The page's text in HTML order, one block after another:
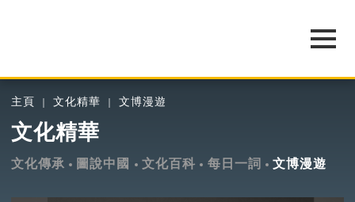
主頁 文化精華 文博漫遊
文化精華
文化傳承 圖說中國 文化百科 每日一詞 文博漫遊